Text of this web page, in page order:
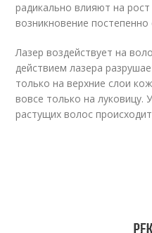
радикально влияют на
возникновение
Лазер воздействует на
действием лазера
только на верхние слои
вовсе только на луковицу.
растущих волос